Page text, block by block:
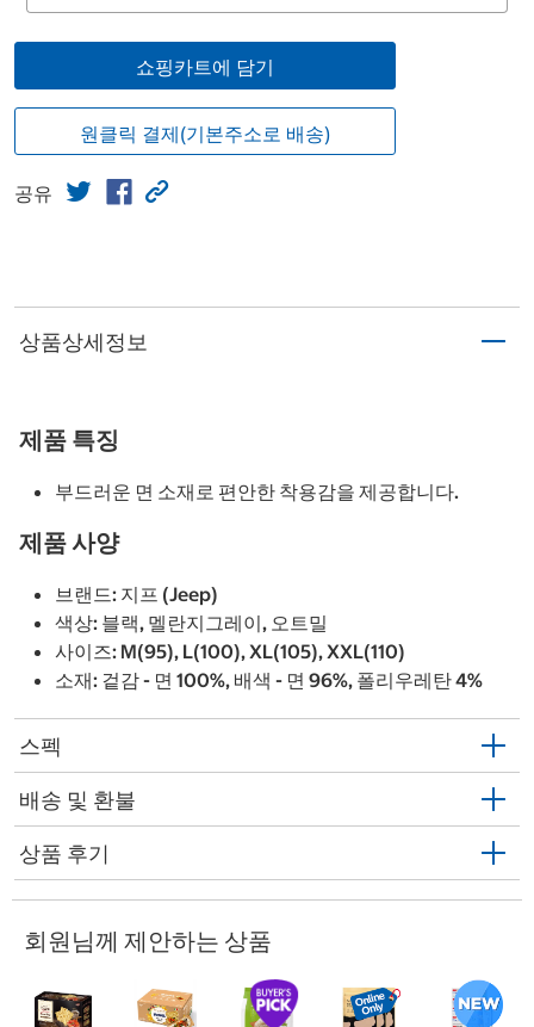
쇼핑카트에 담기
원클릭 결제(기본주소로 배송)
공유
상품상세정보
제품 특징
부드러운 면 소재로 편안한 착용감을 제공합니다.
제품 사양
브랜드: 지프 (Jeep)
색상: 블랙, 멜란지그레이, 오트밀
사이즈: M(95), L(100), XL(105), XXL(110)
소재: 겉감 - 면 100%, 배색 - 면 96%, 폴리우레탄 4%
스펙
배송 및 환불
상품 후기
회원님께 제안하는 상품